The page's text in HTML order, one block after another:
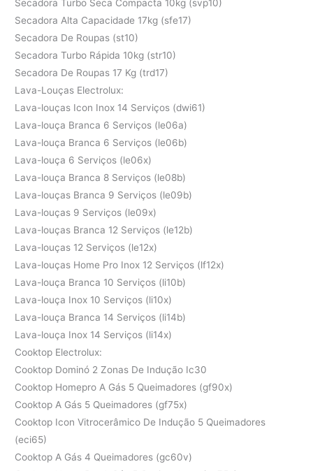
Secadora Turbo Seca Compacta 10kg (svp10)
Secadora Alta Capacidade 17kg (sfe17)
Secadora De Roupas (st10)
Secadora Turbo Rápida 10kg (str10)
Secadora De Roupas 17 Kg (trd17)
Lava-Louças Electrolux:
Lava-louças Icon Inox 14 Serviços (dwi61)
Lava-louça Branca 6 Serviços (le06a)
Lava-louça Branca 6 Serviços (le06b)
Lava-louça 6 Serviços (le06x)
Lava-louça Branca 8 Serviços (le08b)
Lava-louças Branca 9 Serviços (le09b)
Lava-louças 9 Serviços (le09x)
Lava-louças Branca 12 Serviços (le12b)
Lava-louças 12 Serviços (le12x)
Lava-louças Home Pro Inox 12 Serviços (lf12x)
Lava-louça Branca 10 Serviços (li10b)
Lava-louça Inox 10 Serviços (li10x)
Lava-louça Branca 14 Serviços (li14b)
Lava-louça Inox 14 Serviços (li14x)
Cooktop Electrolux:
Cooktop Dominó 2 Zonas De Indução Ic30
Cooktop Homepro A Gás 5 Queimadores (gf90x)
Cooktop A Gás 5 Queimadores (gf75x)
Cooktop Icon Vitrocerâmico De Indução 5 Queimadores
(eci65)
Cooktop A Gás 4 Queimadores (gc60v)